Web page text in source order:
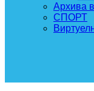
Архива
СПОРТ